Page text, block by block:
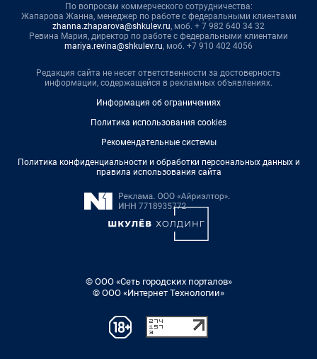
По вопросам коммерческого сотрудничества:
Жапарова Жанна, менеджер по работе с федеральными клиентами
zhanna.zhaparova@shkulev.ru, моб. + 7 982 640 34 32
Ревина Мария, директор по работе с федеральными клиентами
mariya.revina@shkulev.ru, моб. +7 910 402 4056
Редакция сайта не несет ответственности за достоверность
информации, содержащейся в рекламных объявлениях.
Информация об ограничениях
Политика использования cookies
Рекомендательные системы
Политика конфиденциальности и обработки персональных данных и
правила использования сайта
© ООО «Сеть городских порталов»
© ООО «Интернет Технологии»